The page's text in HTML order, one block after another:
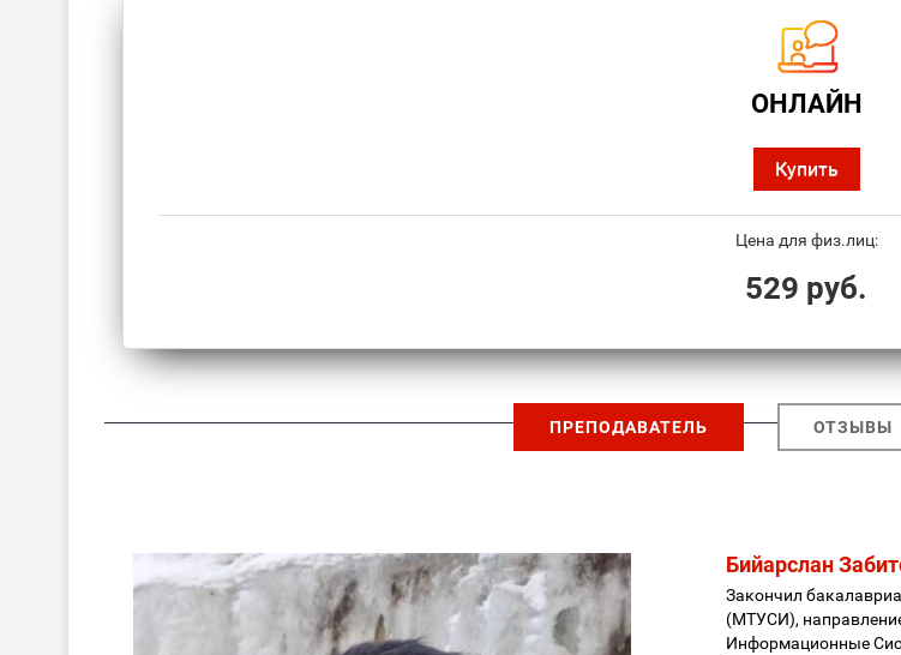
ОНЛАЙН
Купить
Цена для физ.лиц:
529 руб.
ПРЕПОДАВАТЕЛЬ ОТЗЫВЫ
Бийарслан
Закончил
(МТУСИ),
Информационные